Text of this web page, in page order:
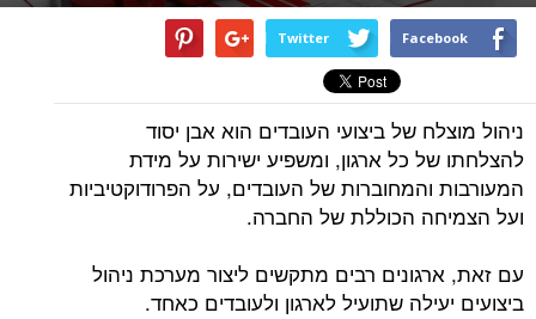
Facebook
Twitter
ניהול מוצלח של ביצועי העובדים הוא אבן יסוד
להצלחתו של כל ארגון, ומשפיע ישירות על מידת
המעורבות והמחוברות של העובדים, על הפרודוקטיביות
ועל הצמיחה הכוללת של החברה.
עם זאת, ארגונים רבים מתקשים ליצור מערכת ניהול
ביצועים יעילה שתועיל לארגון ולעובדים כאחד.